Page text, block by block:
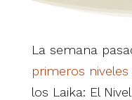
La semana
primeros
los Laika: El